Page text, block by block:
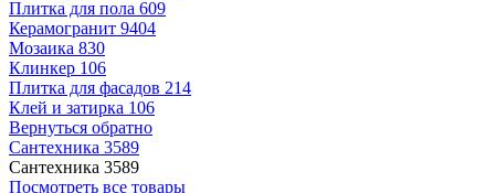
Плитка для пола 609
Керамогранит 9404
Мозаика 830
Клинкер 106
Плитка для фасадов 214
Клей и затирка 106
Вернуться обратно
Сантехника 3589
Сантехника 3589
Посмотреть все товары